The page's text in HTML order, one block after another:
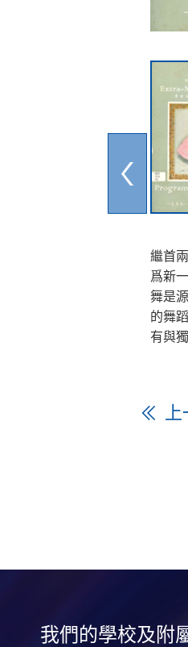
繼首
爲新
舞是
的舞
有與
我們的學校及附